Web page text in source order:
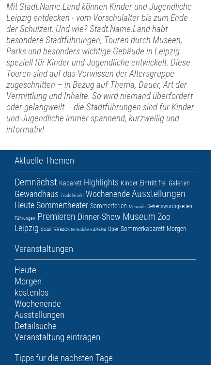
Mit Stadt.Name.Land können Kinder und Jugendliche
Leipzig entdecken - vom Vorschulalter bis zum Ende
der Schulzeit. Und wie? Stadt.Name.Land habt
besondere Stadtführungen, Touren durch Museen,
Parks und besonders wichtige Gebäude in Leipzig
speziell für Kinder und Jugendliche entwickelt. Diese
Touren sind auf das Vorwissen der Altersgruppe
zugeschnitten – in Bezug auf Thema, Dauer, Art der
Vermittlung und Inhalte. So wird niemand überfordert
oder gelangweilt – die Stadtführungen sind für Kinder
und Jugendliche immer spannend, kurzweilig und
informativ!
Aktuelle Themen
Demnächst Kabarett Highlights Kinder Eintritt frei Galerien
Gewandhaus Trödelmarkt WochenendeAusstellungen
HeuteSommertheater Sommerferien Musicals Sehenswürdigkeiten
Führungen Premieren Dinner-Show Museum Zoo
Leipzig QUARTERBACK Immobilien ARENA Oper Sommerkabarett Morgen
Veranstaltungen
Heute
Morgen
kostenlos
Wochenende
Ausstellungen
Detailsuche
Veranstaltung eintragen
Tipps für die nächsten Tage